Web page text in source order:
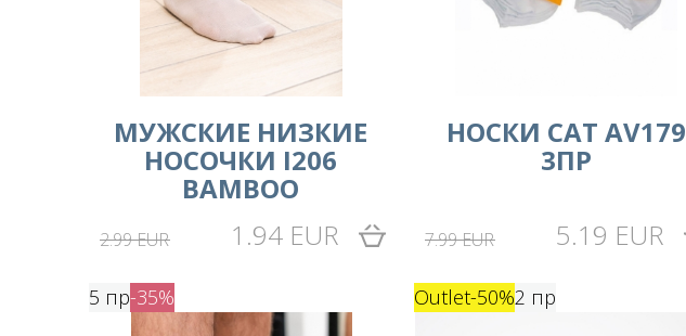
МУЖСКИЕ НИЗКИЕ
НОСОЧКИ I206
BAMBOO
2.99 EUR 1.94 EUR
НОСКИ CAT AV179
3ПР
7.99 EUR 5.19 EUR
5 пр-35% Outlet-50%2 пр